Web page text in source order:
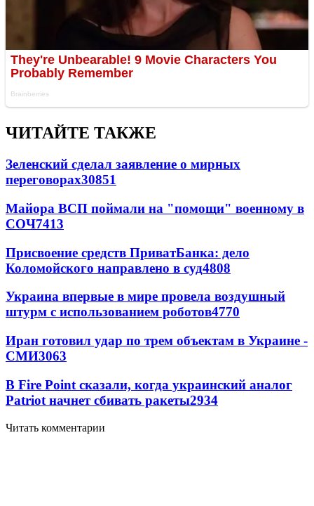
ЧИТАЙТЕ ТАКЖЕ
Зеленский сделал заявление о мирных
переговорах30851
Майора ВСП поймали на "помощи" военному в
СОЧ7413
Присвоение средств ПриватБанка: дело
Коломойского направлено в суд4808
Украина впервые в мире провела воздушный
штурм с использованием роботов4770
Иран готовил удар по трем объектам в Украине -
СМИ3063
В Fire Point сказали, когда украинский аналог
Patriot начнет сбивать ракеты2934
Читать комментарии